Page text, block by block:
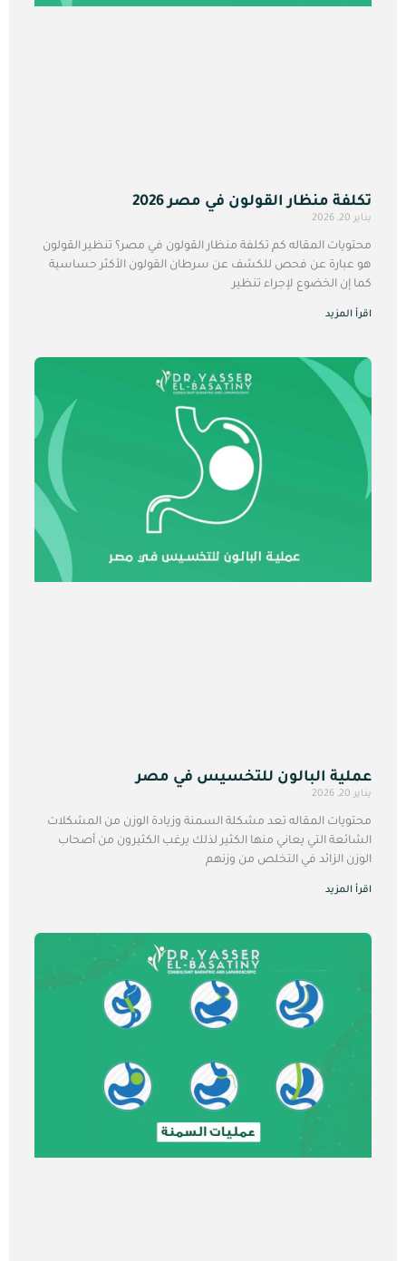
تكلفة منظار القولون في مصر 2026
يناير 20, 2026
محتويات المقاله كم تكلفة منظار القولون في مصر؟ تنظير القولون
هو عبارة عن فحص للكشف عن سرطان القولون الأكثر حساسية
كما إن الخضوع لإجراء تنظير
اقرأ المزيد
عملية البالون للتخسيس في مصر
يناير 20, 2026
محتويات المقاله تعد مشكلة السمنة وزيادة الوزن من المشكلات
الشائعة التي يعاني منها الكثير لذلك يرغب الكثيرون من أصحاب
الوزن الزائد في التخلص من وزنهم
اقرأ المزيد